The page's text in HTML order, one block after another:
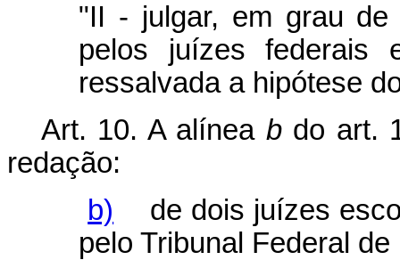
"II - julgar, em grau de
pelos juízes federais
ressalvada a hipótese
Art. 10. A alínea bdo art.
redação:
b) de dois juízes
pelo Tribunal Federal